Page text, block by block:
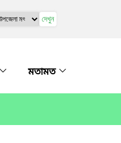
দেখুন
মতামত